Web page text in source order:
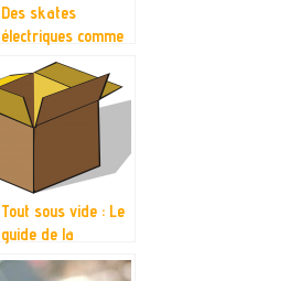
Des skates
électriques comme
vous n’en avez
jamais vu!
Tout sous vide : Le
guide de la
méthode sous vide